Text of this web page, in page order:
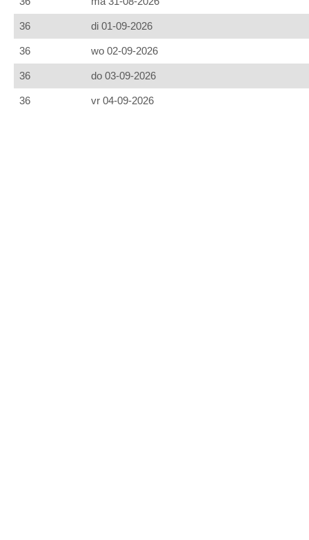
36 di 01-09-2026
36 wo 02-09-2026
36 do 03-09-2026
36 vr 04-09-2026